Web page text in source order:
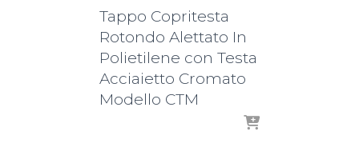
Tappo Copritesta
Rotondo Alettato In
Polietilene con Testa
Acciaietto Cromato
Modello CTM